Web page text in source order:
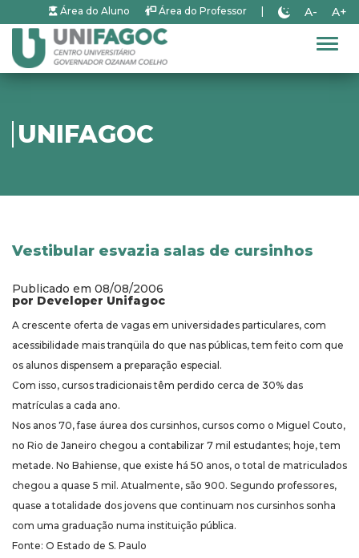
Área do Aluno Área do Professor A- A+
UNIFAGOC
Vestibular esvazia salas de cursinhos
Publicado em 08/08/2006
por Developer Unifagoc
A crescente oferta de vagas em universidades particulares, com
acessibilidade mais tranqüila do que nas públicas, tem feito com que
os alunos dispensem a preparação especial.
Com isso, cursos tradicionais têm perdido cerca de 30% das
matrículas a cada ano.
Nos anos 70, fase áurea dos cursinhos, cursos como o Miguel Couto,
no Rio de Janeiro chegou a contabilizar 7 mil estudantes; hoje, tem
metade. No Bahiense, que existe há 50 anos, o total de matriculados
chegou a quase 5 mil. Atualmente, são 900. Segundo professores,
quase a totalidade dos jovens que continuam nos cursinhos sonha
com uma graduação numa instituição pública.
Fonte: O Estado de S. Paulo